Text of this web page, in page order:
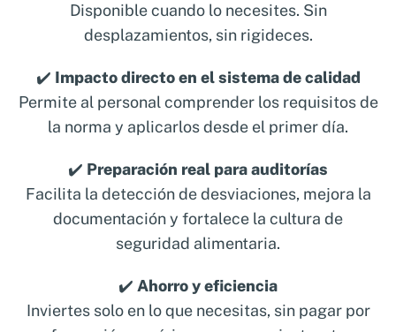
Disponible cuando lo necesites. Sin
desplazamientos, sin rigideces.
✔️ Impacto directo en el sistema de calidad
Permite al personal comprender los requisitos de
la norma y aplicarlos desde el primer día.
✔️ Preparación real para auditorías
Facilita la detección de desviaciones, mejora la
documentación y fortalece la cultura de
seguridad alimentaria.
✔️ Ahorro y eficiencia
Inviertes solo en lo que necesitas, sin pagar por